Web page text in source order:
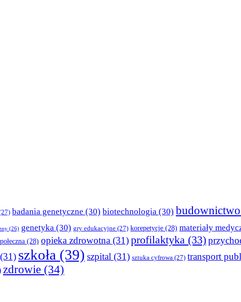
badania genetyczne (30) biotechnologia (30) budownictwo
(26) genetyka (30) gry edukacyjne (27) korepetycje (28) materiały
(28) opieka zdrowotna (31)profilaktyka (33)
(31) szkoła (39) szpital (31) sztuka cyfrowa (27) transport
zdrowie (34)